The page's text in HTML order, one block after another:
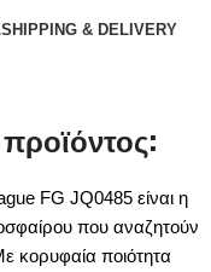
SHIPPING & DELIVERY
FG JQ0485 είναι η
που αναζητούν
κορυφαία ποιότητα